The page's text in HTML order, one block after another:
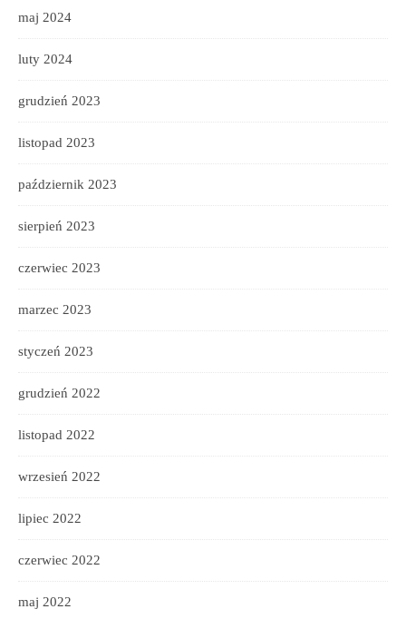
maj 2024
luty 2024
grudzień 2023
listopad 2023
październik 2023
sierpień 2023
czerwiec 2023
marzec 2023
styczeń 2023
grudzień 2022
listopad 2022
wrzesień 2022
lipiec 2022
czerwiec 2022
maj 2022